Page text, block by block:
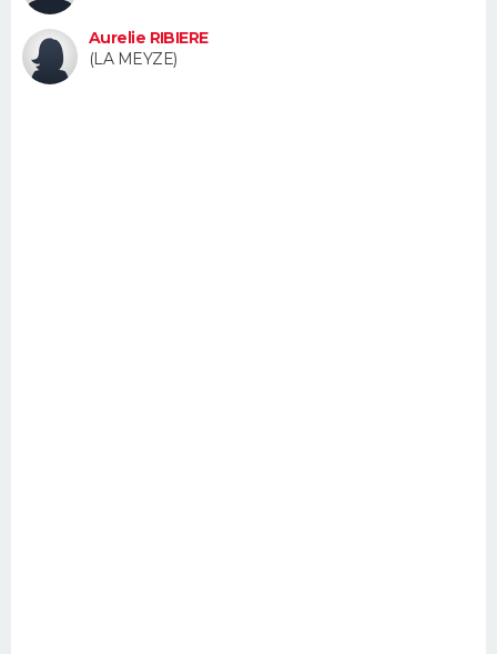
Aurelie RIBIERE
(LA MEYZE)